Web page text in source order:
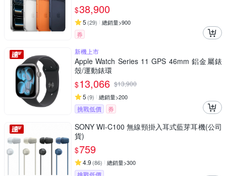
$38,900
5 (29) 總銷量>900
券
新機上市
Apple Watch Series 11 GPS 46mm 鋁金屬錶
殼/運動錶環
$13,066 $13,900
5 (9) 總銷量>200
挑戰低價 券
SONY WI-C100 無線頸掛入耳式藍芽耳機(公司
貨)
$759
4.9 (86) 總銷量>300